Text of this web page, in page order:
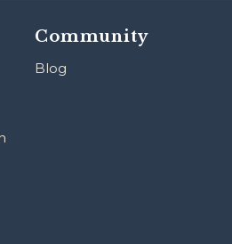
Community
Blog